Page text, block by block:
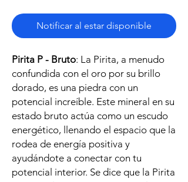
Notificar al estar disponible
Pirita P - Bruto: La Pirita, a menudo
confundida con el oro por su brillo
dorado, es una piedra con un
potencial increíble. Este mineral en su
estado bruto actúa como un escudo
energético, llenando el espacio que la
rodea de energía positiva y
ayudándote a conectar con tu
potencial interior. Se dice que la Pirita